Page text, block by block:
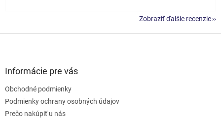
Zobraziť ďalšie recenzie
Informácie pre vás
Obchodné podmienky
Podmienky ochrany osobných údajov
Prečo nakúpiť u nás